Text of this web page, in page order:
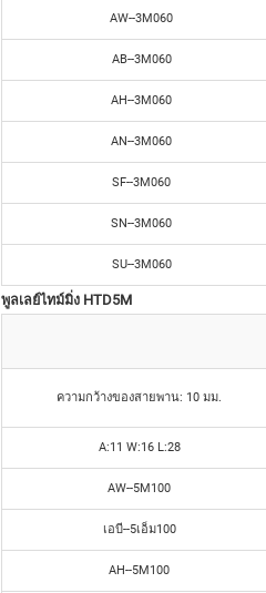
AW--3M060
AB--3M060
AH--3M060
AN--3M060
SF--3M060
SN--3M060
SU--3M060
พูลเลย์ไทม์มิ่ง HTD5M
ความกว้างของสายพาน: 10 มม.
A:11 W:16 L:28
AW--5M100
เอบี--5เอ็ม100
AH--5M100